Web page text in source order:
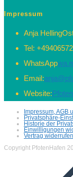
Impressum
Anja Helling
Tel:
WhatsApp
Email:
Website:
Impressum, AGB
Privatsphäre-
Historie der
Einwilligungen
Vertrag widerrufen
Copyright PfotenHafen